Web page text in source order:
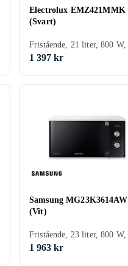
Electrolux EMZ421MMK
(Svart)
1 397 kr
Samsung MG23K3614AW
(Vit)
1 963 kr